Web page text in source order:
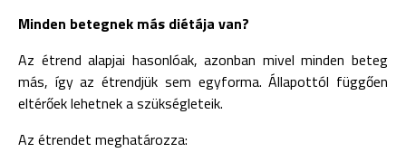
Minden betegnek más diétája van?
Az étrend alapjai hasonlóak, azonban mivel minden beteg
más, így az étrendjük sem egyforma. Állapottól függően
eltérőek lehetnek a szükségleteik.
Az étrendet meghatározza: